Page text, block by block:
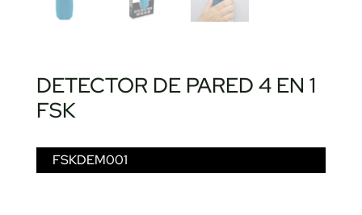
DETECTOR DE PARED 4 EN 1
FSK
FSKDEM001